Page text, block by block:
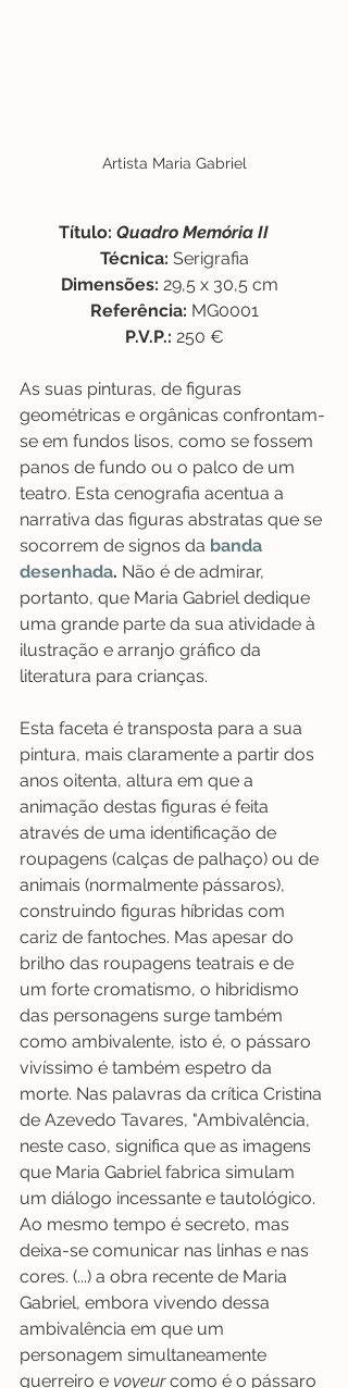
Artista Maria Gabriel
         Título:
Quadro Memória II
Técnica: Serigrafia
Dimensões: 29,5 x 30,5 cm
Referência: MG0001
P.V.P.: 250 €
As suas pinturas, de figuras
geométricas e orgânicas confrontam-
se em fundos lisos, como se fossem
panos de fundo ou o palco de um
teatro. Esta cenografia acentua a
narrativa das figuras abstratas que se
socorrem de signos da banda
desenhada. Não é de admirar,
portanto, que Maria Gabriel dedique
uma grande parte da sua atividade à
ilustração e arranjo gráfico da
literatura para crianças.
Esta faceta é transposta para a sua
pintura, mais claramente a partir dos
anos oitenta, altura em que a
animação destas figuras é feita
através de uma identificação de
roupagens (calças de palhaço) ou de
animais (normalmente pássaros),
construindo figuras híbridas com
cariz de fantoches. Mas apesar do
brilho das roupagens teatrais e de
um forte cromatismo, o hibridismo
das personagens surge também
como ambivalente, isto é, o pássaro
vivíssimo é também espetro da
morte. Nas palavras da crítica Cristina
de Azevedo Tavares, "Ambivalência,
neste caso, significa que as imagens
que Maria Gabriel fabrica simulam
um diálogo incessante e tautológico.
Ao mesmo tempo é secreto, mas
deixa-se comunicar nas linhas e nas
cores. (...) a obra recente de Maria
Gabriel, embora vivendo dessa
ambivalência em que um
personagem simultaneamente
guerreiro e voyeur como é o pássaro